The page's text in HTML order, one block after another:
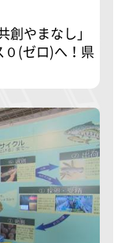
創やまなし」
(ゼロ)へ！県